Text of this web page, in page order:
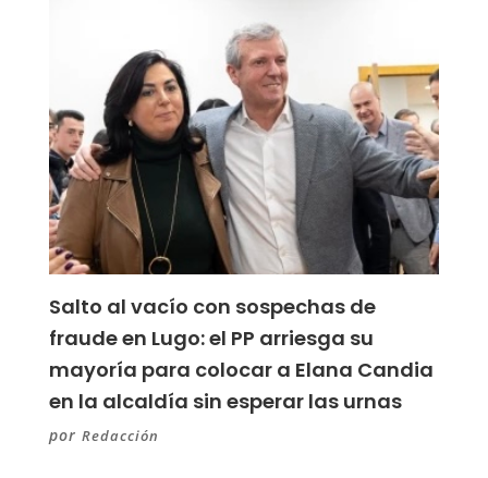
Salto al vacío con sospechas de
fraude en Lugo: el PP arriesga su
mayoría para colocar a Elana Candia
en la alcaldía sin esperar las urnas
por Redacción